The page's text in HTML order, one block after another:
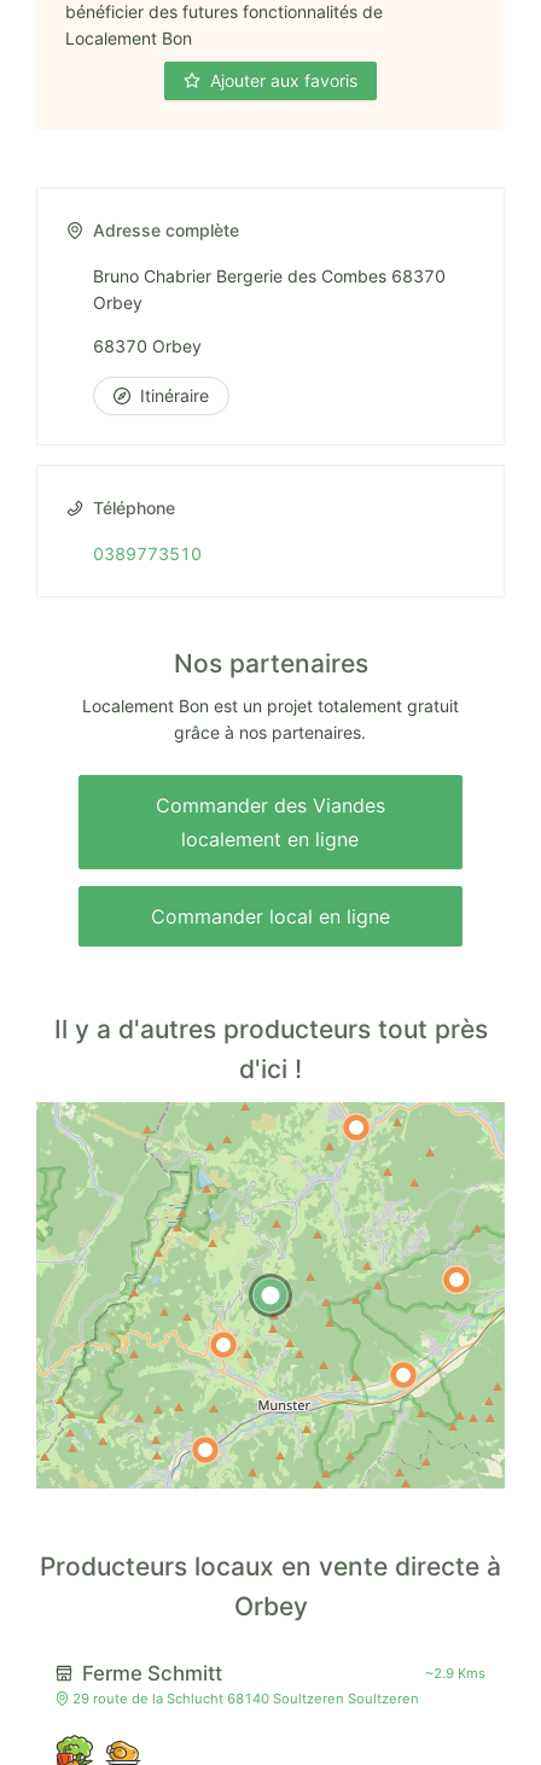
bénéficier des futures fonctionnalités de
Localement Bon
Ajouter aux favoris
Adresse complète
Bruno Chabrier Bergerie des Combes 68370
Orbey
68370 Orbey
Itinéraire
Téléphone
0389773510
Nos partenaires
Localement Bon est un projet totalement gratuit
grâce à nos partenaires.
Commander des Viandes
localement en ligne
Commander local en ligne
Il y a d'autres producteurs tout près
d'ici !
Producteurs locaux en vente directe à
Orbey
Ferme Schmitt
~2.9 Kms
29 route de la Schlucht 68140 Soultzeren Soultzeren